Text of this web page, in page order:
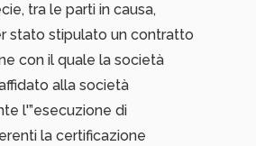
tra le parti in causa,
stato stipulato un contratto
con il quale la società
alla società
l'”esecuzione di
la certificazione